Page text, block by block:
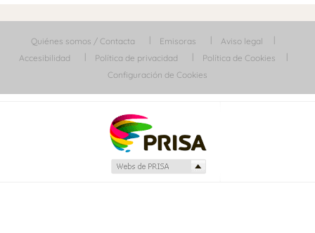
Quiénes somos / Contacta Emisoras
Aviso legal
Accesibilidad
Política de privacidad
Política de Cookies
Configuración de Cookies